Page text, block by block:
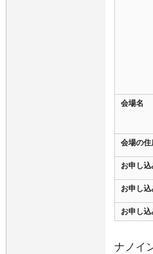
会場名
会場の住
お申し込
お申し
お申し込
ナノイ